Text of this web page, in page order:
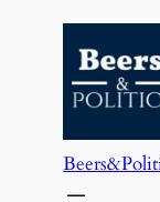
contenido